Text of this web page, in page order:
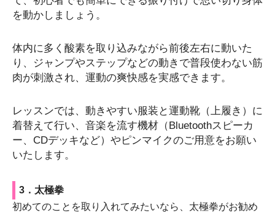
を動かしましょう。
体内に多く酸素を取り込みながら前後左右に動いた
り、ジャンプやステップなどの動きで普段使わない筋
肉が刺激され、運動の爽快感を実感できます。
レッスンでは、動きやすい服装と運動靴（上履き）に
着替えて行い、音楽を流す機材（Bluetoothスピーカ
ー、CDデッキなど）やピンマイクのご用意をお願い
いたします。
3．太極拳
初めてのことを取り入れてみたいなら、太極拳がお勧め